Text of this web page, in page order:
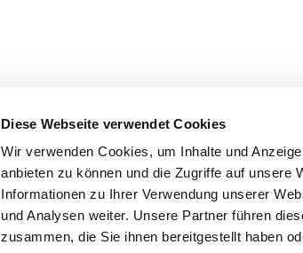
Diese Webseite verwendet Cookies
Wir verwenden Cookies, um Inhalte und
anbieten zu können und die Zugriffe auf unsere
Informationen zu Ihrer Verwendung unserer
und Analysen weiter. Unsere Partner führen
zusammen, die Sie ihnen bereitgestellt haben